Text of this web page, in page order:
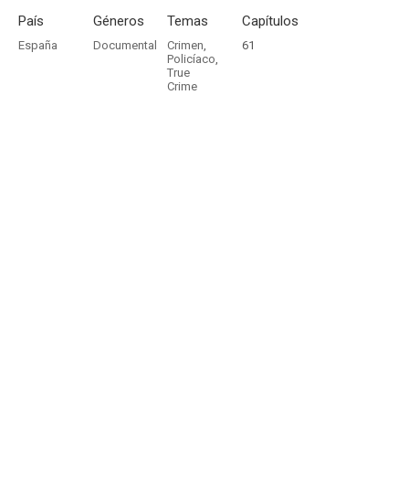
País
España
Géneros
Documental
Temas
Crimen,
Policíaco,
True
Crime
Capítulos
61